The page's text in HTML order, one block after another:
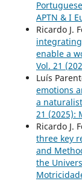
APTN & I
Ricardo J.
enable a
Vol. 21
Luís
emotions
a
21 (2025):
Ricardo J.
three key
and
the